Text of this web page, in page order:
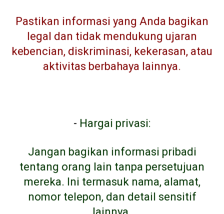
Pastikan informasi yang Anda bagikan
legal dan tidak mendukung ujaran
kebencian, diskriminasi, kekerasan, atau
aktivitas berbahaya lainnya.
- Hargai privasi:
Jangan bagikan informasi pribadi
tentang orang lain tanpa persetujuan
mereka. Ini termasuk nama, alamat,
nomor telepon, dan detail sensitif